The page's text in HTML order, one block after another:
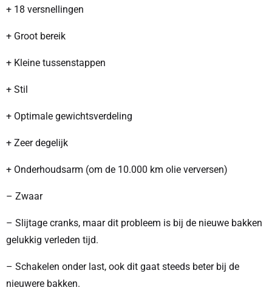
+ 18 versnellingen
+ Groot bereik
+ Kleine tussenstappen
+ Stil
+ Optimale gewichtsverdeling
+ Zeer degelijk
+ Onderhoudsarm (om de 10.000 km olie verversen)
– Zwaar
– Slijtage cranks, maar dit probleem is bij de nieuwe bakken
gelukkig verleden tijd.
– Schakelen onder last, ook dit gaat steeds beter bij de
nieuwere bakken.